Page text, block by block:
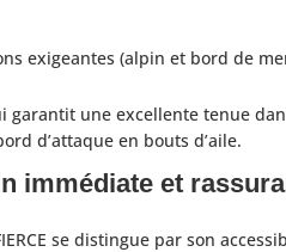
exigeantes (alpin et bord de
garantit une excellente tenue
d’attaque en bouts d’aile.
immédiate et
se distingue par son